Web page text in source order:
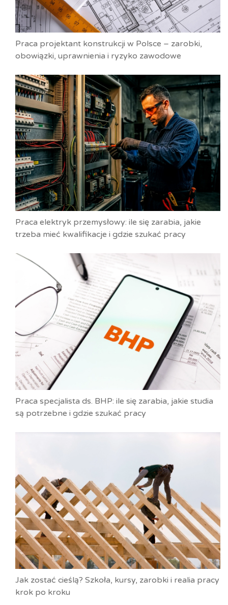
Praca projektant konstrukcji w Polsce – zarobki,
obowiązki, uprawnienia i ryzyko zawodowe
Praca elektryk przemysłowy: ile się zarabia, jakie
trzeba mieć kwalifikacje i gdzie szukać pracy
Praca specjalista ds. BHP: ile się zarabia, jakie studia
są potrzebne i gdzie szukać pracy
Jak zostać cieślą? Szkoła, kursy, zarobki i realia pracy
krok po kroku